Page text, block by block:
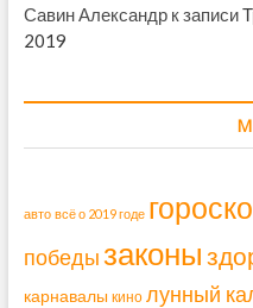
Савин Александрк записи
2019
авто всё о 2019 годе
победызаконы
карнавалы кино лунный